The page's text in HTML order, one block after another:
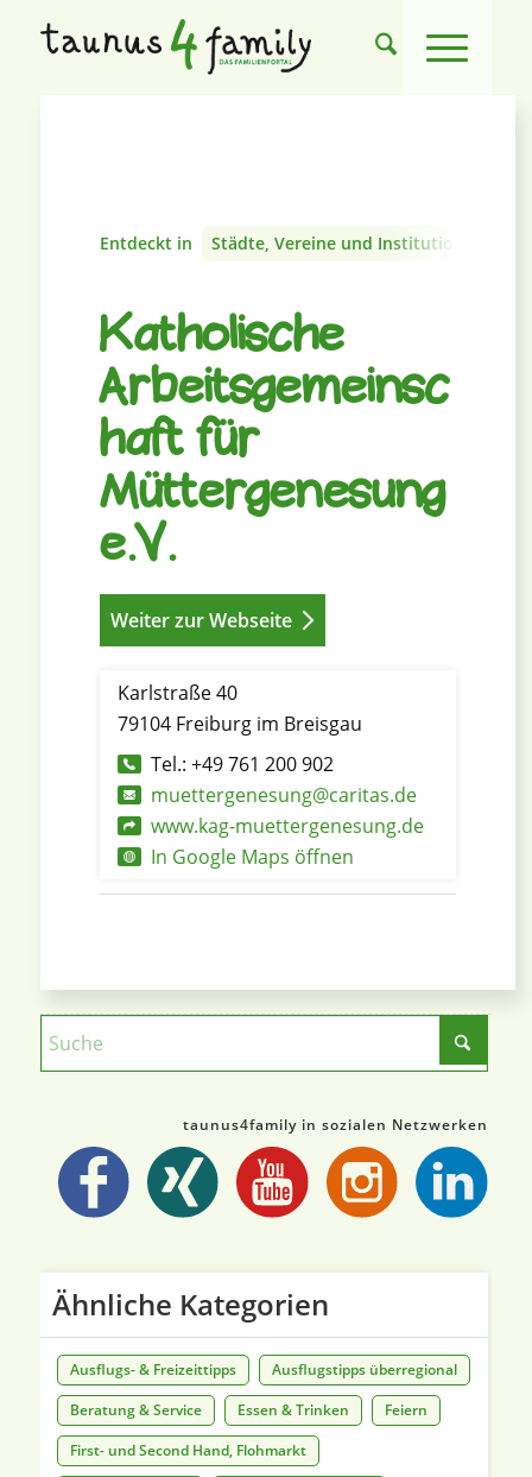
Entdeckt in Städte, Vereine und Institutionen
Katholische
Arbeitsgemeinsc
haft für
Müttergenesung
e.V.
Weiter zur Webseite
Karlstraße 40
79104 Freiburg im Breisgau
Tel.: +49 761 200 902
muettergenesung@caritas.de
www.kag-muettergenesung.de
In Google Maps öffnen
taunus4family in sozialen Netzwerken
Ähnliche Kategorien
Ausflugs- & Freizeittipps
Ausflugstipps überregional
Beratung & Service
Essen & Trinken
Feiern
First- und Second Hand, Flohmarkt